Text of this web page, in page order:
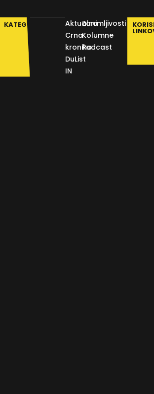
Humidity:
KATEGORIJE
Aktualno
Crna
kronika
DuList
IN
Zanimljivosti
Kolumne
Podcast